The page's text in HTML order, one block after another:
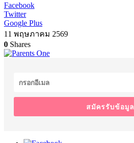
Facebook
Twitter
Google Plus
11 พฤษภาคม 2569
0 Shares
สมัครรับข้อมูล